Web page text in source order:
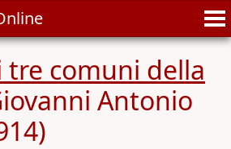
tre comuni della
Antonio